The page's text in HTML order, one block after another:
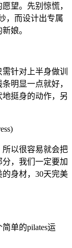
望。先别惊慌，
，而设计出专属
娘。
针对上半身做训
明显一点就好，
挺身的动作，另
以很容易就会把
，我们一定要加
身材，30天完美
单的pilates运